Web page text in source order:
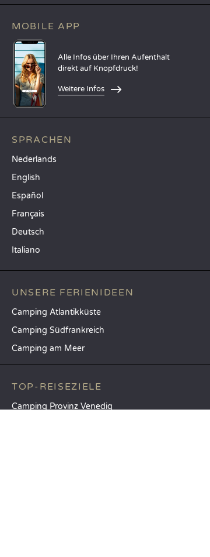
MOBILE APP
Alle Infos über Ihren Aufenthalt
direkt auf Knopfdruck!
Weitere Infos
SPRACHEN
Nederlands
English
Español
Français
Deutsch
Italiano
UNSERE FERIENIDEEN
Camping Atlantikküste
Camping Südfrankreich
Camping am Meer
TOP-REISEZIELE
Camping Provinz Venedig